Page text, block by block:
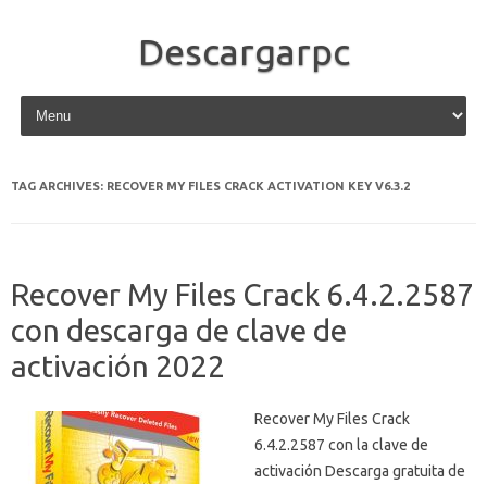
Descargarpc
Skip to content
TAG ARCHIVES: RECOVER MY FILES CRACK ACTIVATION KEY V6.3.2
Recover My Files Crack 6.4.2.2587
con descarga de clave de
activación 2022
Recover My Files Crack
6.4.2.2587 con la clave de
activación Descarga gratuita de